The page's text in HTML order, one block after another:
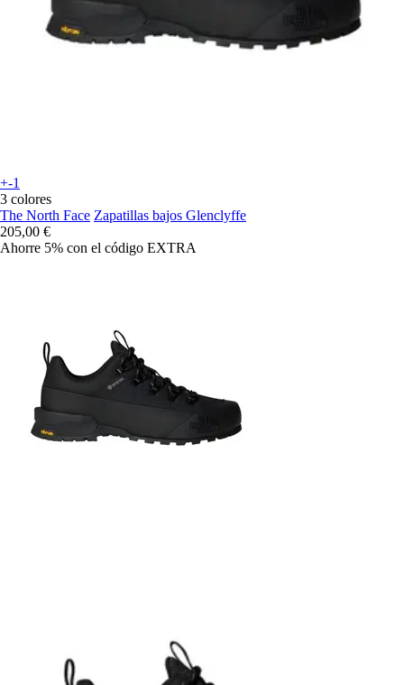
+-1
3 colores
The North Face Zapatillas bajos Glenclyffe
205,00 €
Ahorre 5% con el código EXTRA